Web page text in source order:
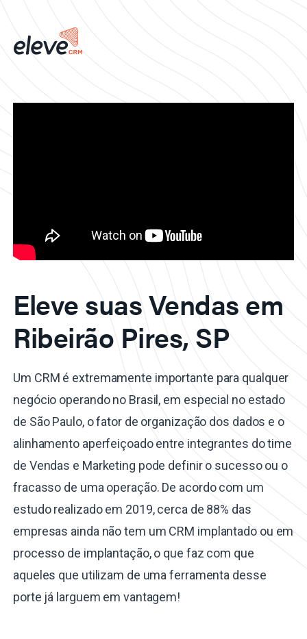
Eleve suas Vendas em
Ribeirão Pires, SP
Um CRM é extremamente importante para qualquer
negócio operando no Brasil, em especial no estado
de São Paulo, o fator de organização dos dados e o
alinhamento aperfeiçoado entre integrantes do time
de Vendas e Marketing pode definir o sucesso ou o
fracasso de uma operação. De acordo com um
estudo realizado em 2019, cerca de 88% das
empresas ainda não tem um CRM implantado ou em
processo de implantação, o que faz com que
aqueles que utilizam de uma ferramenta desse
porte já larguem em vantagem!